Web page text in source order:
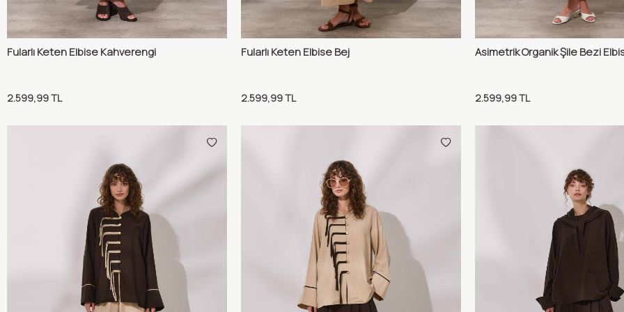
Sepete Ekle Karşılaştır
Fularlı Keten Elbise Kahverengi
2.599,99TL
Sepete Ekle
Fularlı Keten Elbise Bej
2.599,99TL
Sepete Ekle
Asimetrik Organik Şile Bezi
2.599,99TL